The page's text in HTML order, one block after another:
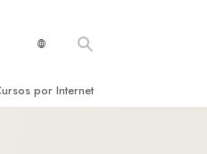
por Internet